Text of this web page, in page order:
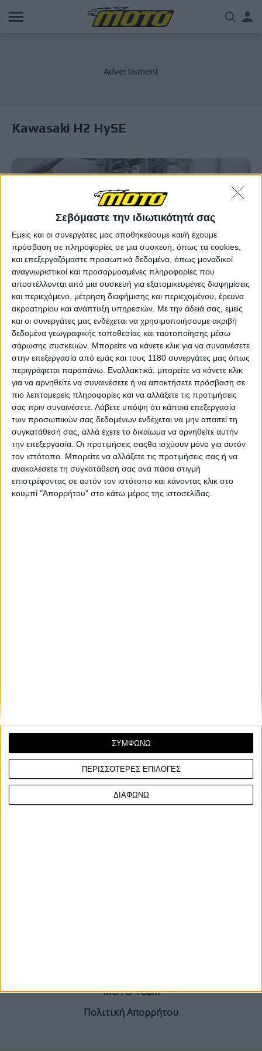
Σεβόμαστε την ιδιωτικότητά σας
Εμείς και οι συνεργάτες μας αποθηκεύουμε και/ή έχουμε
πρόσβαση σε πληροφορίες σε μια συσκευή, όπως τα cookies,
και επεξεργαζόμαστε προσωπικά δεδομένα, όπως μοναδικοί
αναγνωριστικοί και προσαρμοσμένες πληροφορίες που
αποστέλλονται από μια συσκευή για εξατομικευμένες διαφημίσεις
και περιεχόμενο, μέτρηση διαφήμισης και περιεχομένου, έρευνα
ακροατηρίου και ανάπτυξη υπηρεσιών. Με την άδειά σας, εμείς
και οι συνεργάτες μας ενδέχεται να χρησιμοποιήσουμε ακριβή
δεδομένα γεωγραφικής τοποθεσίας και ταυτοποίησης μέσω
σάρωσης συσκευών. Μπορείτε να κάνετε κλικ για να συναινέσετε
στην επεξεργασία από εμάς και τους 1180 συνεργάτες μας όπως
περιγράφεται παραπάνω. Εναλλακτικά, μπορείτε να κάνετε κλικ
για να αρνηθείτε να συναινέσετε ή να αποκτήσετε πρόσβαση σε
πιο λεπτομερείς πληροφορίες και να αλλάξετε τις προτιμήσεις
σας πριν συναινέσετε. Λάβετε υπόψη ότι κάποια επεξεργασία
των προσωπικών σας δεδομένων ενδέχεται να μην απαιτεί τη
συγκατάθεσή σας, αλλά έχετε το δικαίωμα να αρνηθείτε αυτήν
την επεξεργασία. Οι προτιμήσεις σαςθα ισχύουν μόνο για αυτόν
τον ιστότοπο. Μπορείτε να αλλάξετε τις προτιμήσεις σας ή να
ανακαλέσετε τη συγκατάθεσή σας ανά πάσα στιγμή
επιστρέφοντας σε αυτόν τον ιστότοπο και κάνοντας κλικ στο
κουμπί "Απορρήτου" στο κάτω μέρος της ιστοσελίδας.
ΠΕΡΙΣΣΟΤΕΡΕΣ ΕΠΙΛΟΓΕΣ
ΔΙΑΦΩΝΩ
ΣΥΜΦΩΝΩ
Παράκαμψη
προς
Kawasaki H2 HySE
Επικαιρότητα 20/3/2026
Kawasaki: Δοκιμές με πρωτοποριακό φυγοκεντρικό
συμπιεστή υδρογόνου [VIDEO]
Η Kawasaki κάνει ένα καθοριστικό βήμα προς μια ενεργειακά
βιώσιμη εποχή, με τεχνολογία που υπόσχεται μείωση
κόστους και αύξηση απόδοσης. Η Kawasaki Heavy Industries
ανακοίνωσε στις 19 Μαρτίου 2026 ...
Επικαιρότητα
Kawasaki Ninja H2R: "Απογείωση" για τον
πανίσχυρο 4κύλινδρο - Γίνεται βάση για κινητήρες
αεροπλάνων!
Ο βιομηχανικός κολοσσός από το Akashi έχει ξεκινήσει με
αφετηρία τον 1000άρη κινητήρα της υπερτροφοδ...
Επικαιρότητα
Επικαιρότητα 24/4/2025
Kawasaki H2 HySE: Η μοτοσυκλέτα με κινητήρα
υδρογόνου στο Le Mans
Το Kawasaki H2 HySE άνοιξε την αυλαία στις 24 Ώρες του Le
Mans το περασμένο Σαββατοκύριακο, με τον M...
ΜΟΤΟ Team
Πολιτική Απορρήτου